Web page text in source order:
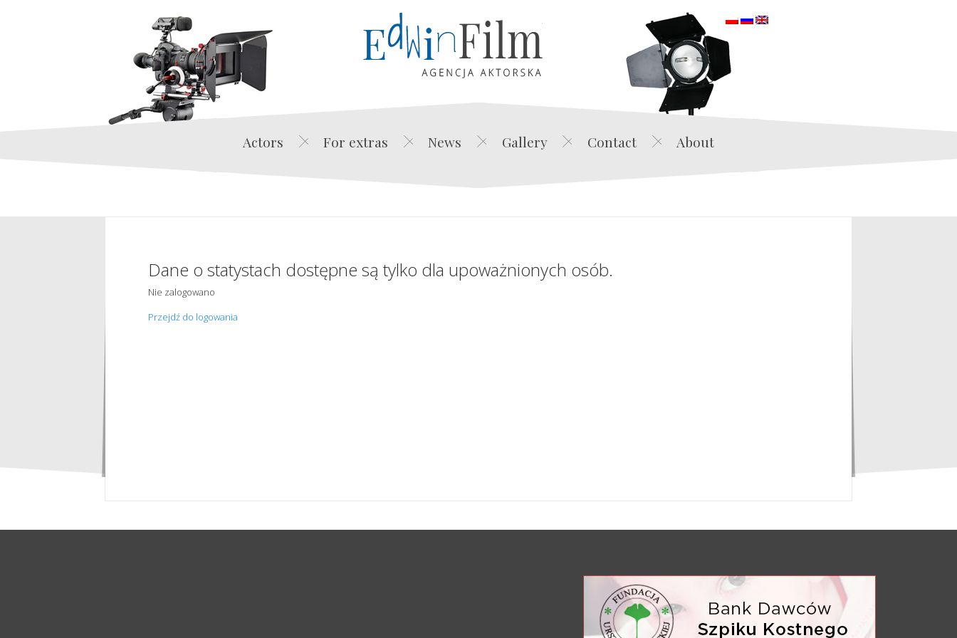
Edwin Film Agencja Aktorska
Actors For extras News Gallery Contact About
Dane o statystach dostępne są tylko dla upoważnionych osób.
Nie zalogowano
Przejdź do logowania